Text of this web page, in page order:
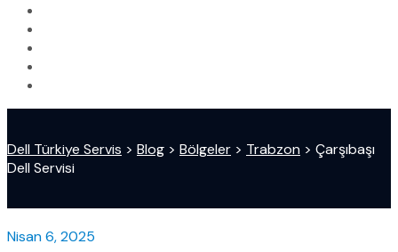
Dell Türkiye Servis > Blog > Bölgeler > Trabzon > Çarşıbaşı
Dell Servisi
Nisan 6, 2025